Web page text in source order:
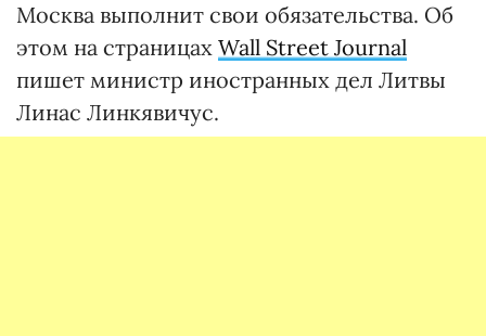
Москва выполнит свои обязательства. Об
этом на страницах Wall Street Journal
пишет министр иностранных дел Литвы
Линас Линкявичус.